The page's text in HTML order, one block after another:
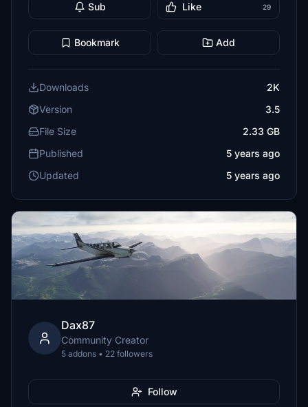
Sub Like 29
Bookmark Add
Downloads
2K
Version
3.5
File Size
2.33 GB
Published
5 years ago
Updated
5 years ago
Dax87
Community Creator
5 addons • 22 followers
Follow